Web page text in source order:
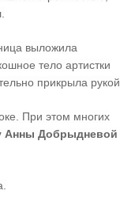
выложила
тело артистки
прикрыла рукой.
При этом многих
Анны Добрыдневой